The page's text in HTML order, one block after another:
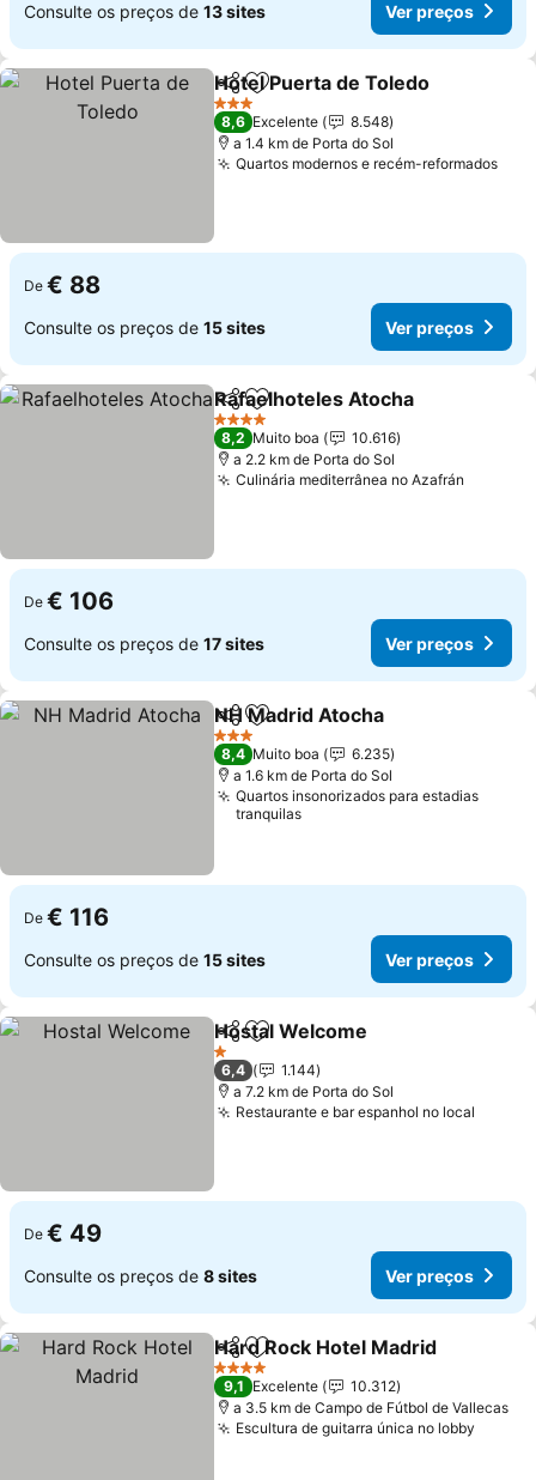
Consulte os preços de 13 sites Ver preços
PartilharAdicionar aos favoritos
Hotel Puerta de Toledo
3 Estrelas
8,6 Excelente
8.548
a 1.4 km de Porta do Sol
Quartos modernos e recém-reformadosVer
De € 88
Consulte os preços de 15 sites Ver preços
PartilharAdicionar aos favoritos
Rafaelhoteles Atocha
4 Estrelas
8,2 Muito boa
10.616
a 2.2 km de Porta do Sol
Culinária mediterrânea no Azafrán
De € 106
Consulte os preços de 17 sites Ver preços
PartilharAdicionar aos favoritos
NH Madrid Atocha
3 Estrelas
8,4 Muito boa
6.235
a 1.6 km de Porta do Sol
Quartos insonorizados para estadias
tranquilas
De € 116
Consulte os preços de 15 sites Ver preços
PartilharAdicionar aos favoritos
Hostal Welcome
1 Estrelas
6,4
1.144
a 7.2 km de Porta do Sol
Restaurante e bar espanhol no local
De € 49
Consulte os preços de 8 sites Ver preços
PartilharAdicionar aos favoritos
Hard Rock Hotel Madrid
4 Estrelas
9,1 Excelente
10.312
a 3.5 km de Campo de Fútbol de Vallecas
Escultura de guitarra única no lobby